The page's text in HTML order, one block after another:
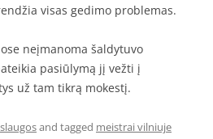
visas gedimo problemas.
neįmanoma šaldytuvo
pasiūlymą jį vežti į
už tam tikrą mokestį.
and tagged meistrai vilniuje